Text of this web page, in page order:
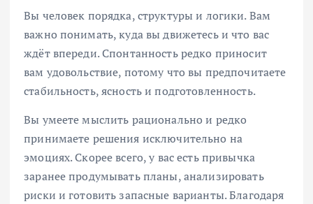
Вы человек порядка, структуры и логики. Вам
важно понимать, куда вы движетесь и что вас
ждёт впереди. Спонтанность редко приносит
вам удовольствие, потому что вы предпочитаете
стабильность, ясность и подготовленность.
Вы умеете мыслить рационально и редко
принимаете решения исключительно на
эмоциях. Скорее всего, у вас есть привычка
заранее продумывать планы, анализировать
риски и готовить запасные варианты. Благодаря